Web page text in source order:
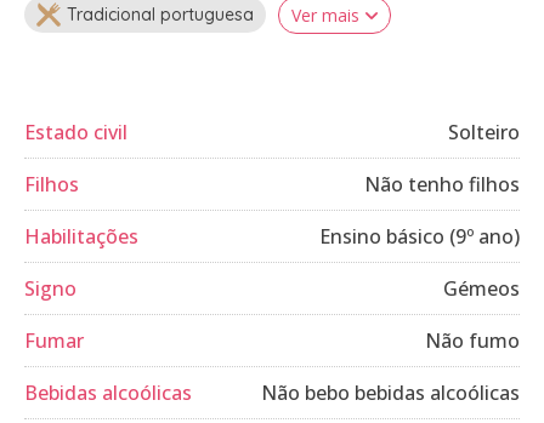
Tradicional portuguesa Ver mais
Estado civil
Solteiro
Filhos
Não tenho filhos
Habilitações
Ensino básico (9º ano)
Signo
Gémeos
Fumar
Não fumo
Bebidas alcoólicas
Não bebo bebidas alcoólicas